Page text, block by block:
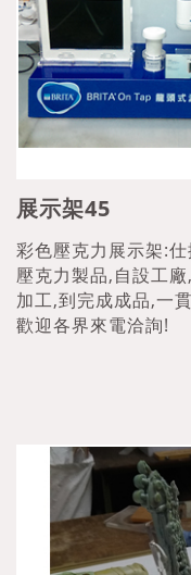
展示架45
彩色壓克力展示架:
壓克力製品,自設工
加工,到完成成品,一
歡迎各界來電洽詢!